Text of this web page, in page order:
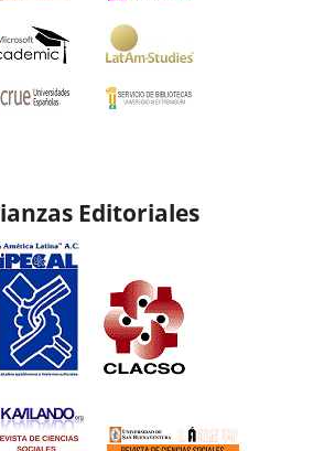
Editoriales